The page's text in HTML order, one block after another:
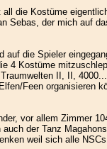
die Kostüme
Sebas, der mich auf
auf die Spieler
4 Kostüme
II, II,
Feen organisieren
vor allem Zimmer
der Tanz
weil sich alle